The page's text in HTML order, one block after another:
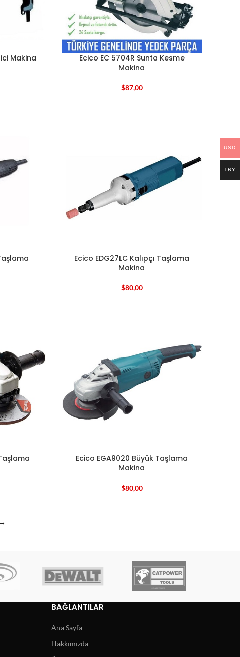
Makina
Ecico EC 5704R Sunta Kesme
Makina
$87,00
Ecico EDG27LC Kalıpçı Taşlama
Makina
$80,00
Ecico EGA9020 Büyük Taşlama
Makina
$80,00
→
BAĞLANTILAR
Ana Sayfa
Hakkımızda
USD
TRY